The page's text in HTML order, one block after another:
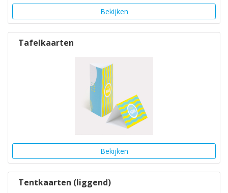
Bekijken
Tafelkaarten
Bekijken
Tentkaarten (liggend)